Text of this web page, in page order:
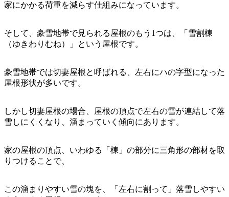
家にかかる荷重を減らす仕組みになっています。
そして、豪雪地帯で見られる屋根のもう1つは、「雪割棟
（ゆきわりむね）」という屋根です。
豪雪地帯では切妻屋根と呼ばれる、左右にハの字型になった
屋根形状が多いです。
しかし切妻屋根の場合、屋根の頂点で左右の雪が連結して落
雪しにくくなり、溜まっていく傾向にあります。
家の屋根の頂点、いわゆる「棟」の部分に三角形の部材を取
りつけることで、
この溜まりやすい雪の塊を、「左右に割って」落雪しやすい